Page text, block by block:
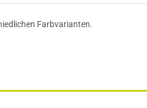
Farbvarianten.